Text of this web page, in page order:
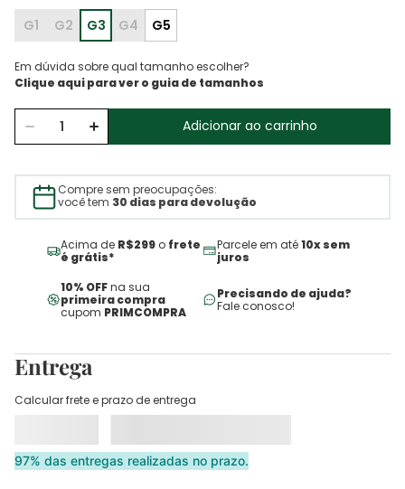
G1 G2 G3 G4 G5
Em dúvida sobre qual tamanho escolher?
Adicionar ao carrinho
Compre sem preocupações:
você tem 30 dias para devolução
Acima de R$299 o frete
é grátis*
Parcele em até10x sem
juros
10% OFFna sua
primeira compra
cupom PRIMCOMPRA
Precisando de ajuda?
Fale conosco!
Entrega
Calcular frete e prazo de entrega
97% das entregas realizadas no prazo.